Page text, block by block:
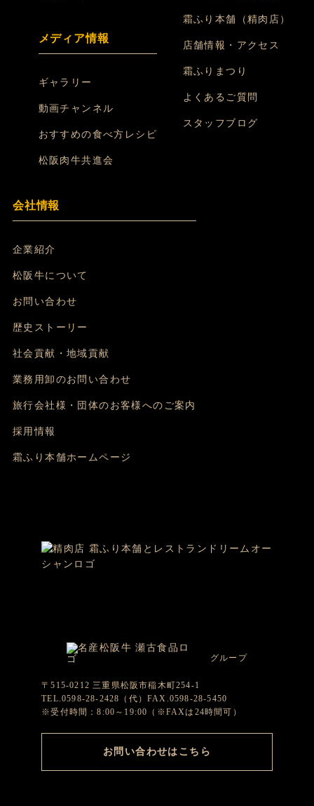
メディア情報
ギャラリー
動画チャンネル
おすすめの食べ方レシピ
松阪肉牛共進会
霜ふり本舗（精肉店）
店舗情報・アクセス
霜ふりまつり
よくあるご質問
スタッフブログ
会社情報
企業紹介
松阪牛について
お問い合わせ
歴史ストーリー
社会貢献・地域貢献
業務用卸のお問い合わせ
旅行会社様・団体のお客様へのご案内
採用情報
霜ふり本舗ホームページ
グループ
〒515-0212 三重県松阪市稲木町254-1
TEL.0598-28-2428（代）FAX.0598-28-5450
※受付時間：8:00～19:00（※FAXは24時間可）
お問い合わせはこちら